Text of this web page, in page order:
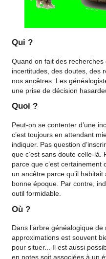
Qui ?
Quand on fait des
incertitudes, des doutes, des
nos ancêtres. Les
une prise de décision
Quoi ?
Peut-on se contenter d’une
c’est toujours en attendant
indiquer. Pas question
que c’est sans doute celle-là.
parce que c’est certainement
un ancêtre parce qu’il
bonne époque. Par contre,
outil formidable.
Où ?
Dans l’arbre généalogique
approximations est souvent
pour situer... Il est aussi
en notes soit associées à un